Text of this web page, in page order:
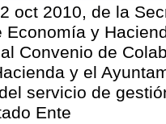
oct 2010, de la
Economía y
Convenio de
y el
servicio de
Ente